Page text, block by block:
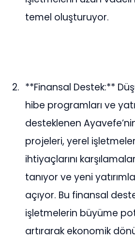
temel oluşturuyor.
**Finansal Destek:**
hibe programları ve
desteklenen
projeleri, yerel
ihtiyaçlarını
tanıyor ve yeni
açıyor. Bu finansal
işletmelerin büyüme
artırarak ekonomik